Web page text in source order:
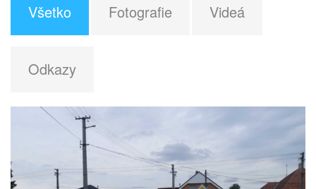
Všetko Fotografie Videá
Odkazy